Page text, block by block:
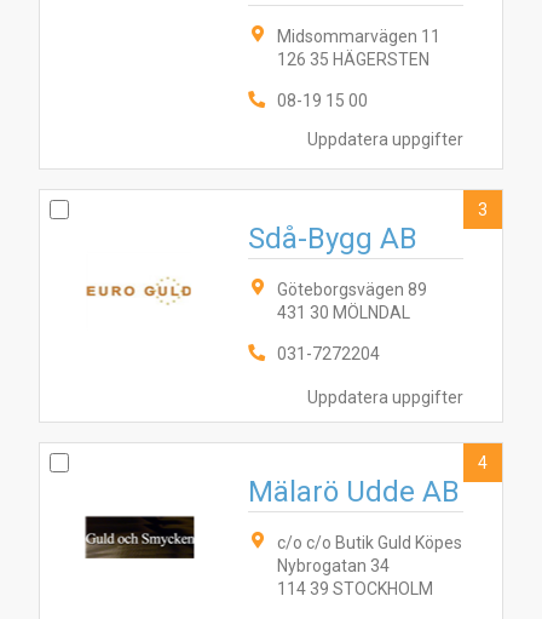
Uppdatera uppgifter
Midsommarvägen 11
126 35 HÄGERSTEN
08-19 15 00
Uppdatera uppgifter
Sdå-Bygg AB
Göteborgsvägen 89
431 30 MÖLNDAL
031-7272204
3
Mälarö Udde AB
c/o c/o Butik Guld Köpes
Nybrogatan 34
114 39 STOCKHOLM
4